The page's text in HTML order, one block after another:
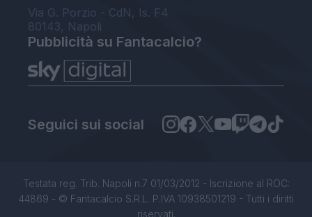
Via G. Porzio - CdN, Is. F4
80143, Napoli
Pubblicità su Fantacalcio?
Seguici sui social
Testata reg. Trib. Napoli n.7 01/03/2012 - Iscrizione al ROC:
44869 - © Fantacalcio S.R.L. P.IVA 10938501219 - Tutti i diritti
riservati.